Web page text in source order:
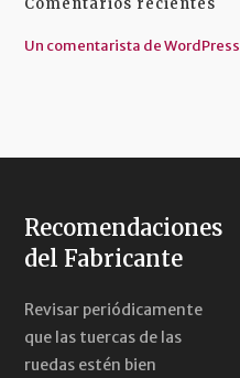
Un comentarista de WordPress
Recomendaciones
del Fabricante
Revisar periódicamente
que las tuercas de las
ruedas estén bien